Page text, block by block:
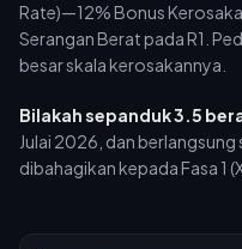
Rate)—12% Bonus
Serangan Berat pada R1.
besar skala kerosakannya.
Bilakah sepanduk 3.5
Julai 2026, dan berlangsung
dibahagikan kepada Fasa 1